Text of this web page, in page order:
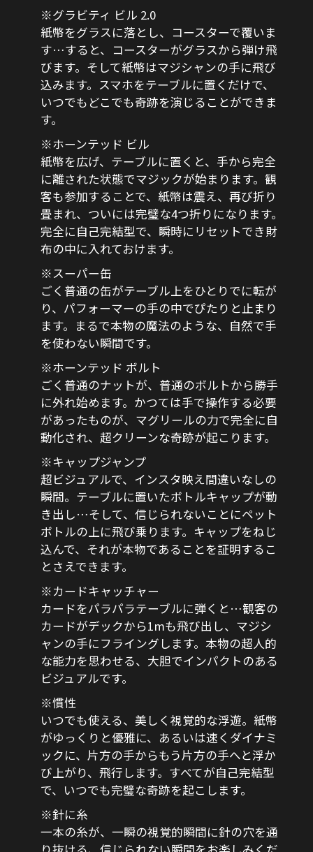
※グラビティ ビル 2.0
紙幣をグラスに落とし、コースターで覆いま
す…すると、コースターがグラスから弾け飛
びます。そして紙幣はマジシャンの手に飛び
込みます。スマホをテーブルに置くだけで、
いつでもどこでも奇跡を演じることができま
す。
※ホーンテッド ビル
紙幣を広げ、テーブルに置くと、手から完全
に離された状態でマジックが始まります。観
客も参加することで、紙幣は震え、再び折り
畳まれ、ついには完璧な4つ折りになります。
完全に自己完結型で、瞬時にリセットでき財
布の中に入れておけます。
※スーパー缶
ごく普通の缶がテーブル上をひとりでに転が
り、パフォーマーの手の中でぴたりと止まり
ます。まるで本物の魔法のような、自然で手
を使わない瞬間です。
※ホーンテッド ボルト
ごく普通のナットが、普通のボルトから勝手
に外れ始めます。かつては手で操作する必要
があったものが、マグリールの力で完全に自
動化され、超クリーンな奇跡が起こります。
※キャップジャンプ
超ビジュアルで、インスタ映え間違いなしの
瞬間。テーブルに置いたボトルキャップが動
き出し…そして、信じられないことにペット
ボトルの上に飛び乗ります。キャップをねじ
込んで、それが本物であることを証明するこ
とさえできます。
※カードキャッチャー
カードをパラパラテーブルに弾くと…観客の
カードがデックから1mも飛び出し、マジシ
ャンの手にフライングします。本物の超人的
な能力を思わせる、大胆でインパクトのある
ビジュアルです。
※慣性
いつでも使える、美しく視覚的な浮遊。紙幣
がゆっくりと優雅に、あるいは速くダイナミ
ックに、片方の手からもう片方の手へと浮か
び上がり、飛行します。すべてが自己完結型
で、いつでも完璧な奇跡を起こします。
※針に糸
一本の糸が、一瞬の視覚的瞬間に針の穴を通